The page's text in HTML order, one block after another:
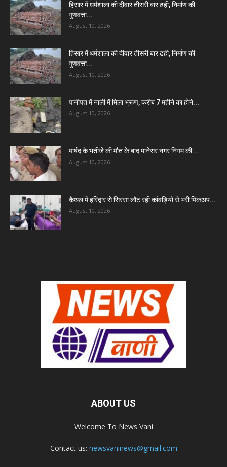
हिसार में धर्मशाला की दीवार तीसरी बार ढही, निर्माण की
गुणवत्ता...
August 10, 2026
हिसार में धर्मशाला की दीवार तीसरी बार ढही, निर्माण की
गुणवत्ता...
August 10, 2026
पानीपत में नाली में मिला भ्रूण, करीब 7 महीने का होने...
August 10, 2026
पार्षद के भतीजे की मौत के बाद मानेसर नगर निगम की...
August 10, 2026
कैथल में हरिद्वार से सिरसा लौट रही कांवड़ियों से भरी पिकअप...
August 10, 2026
ABOUT US
Welcome To News Vani
Contact us: newsvaninews@gmail.com